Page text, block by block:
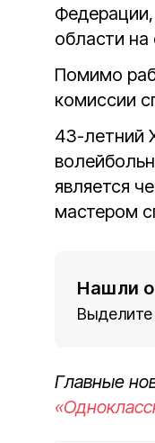
Федерации,
области
Помимо
комиссии
43-летний
является
мастером
Нашли
Главные